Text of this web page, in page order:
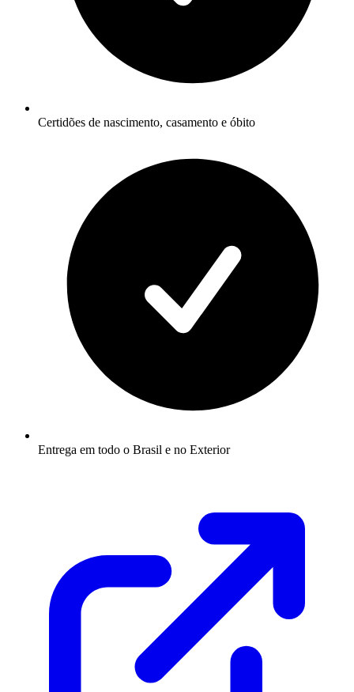
Certidões de nascimento, casamento e óbito
Entrega em todo o Brasil e no Exterior